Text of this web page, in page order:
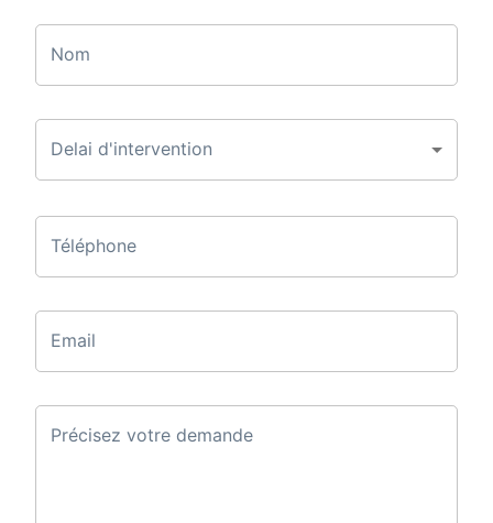
Nom
Delai d'intervention
Téléphone
Email
Précisez votre demande